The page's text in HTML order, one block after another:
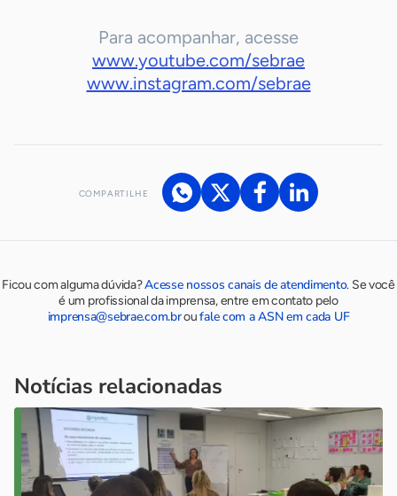
Para acompanhar, acesse
www.youtube.com/sebrae
www.instagram.com/sebrae
COMPARTILHE
Ficou com alguma dúvida?Acesse nossos canais de atendimento. Se você
é um profissional da imprensa, entre em contato pelo
imprensa@sebrae.com.broufale com a ASN em cada UF
Notícias relacionadas